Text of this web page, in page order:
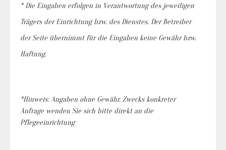
* Die Eingaben erfolgen in Verantwortung des jeweiligen
Trägers der Einrichtung bzw. des Dienstes. Der Betreiber
der Seite übernimmt für die Eingaben keine Gewähr bzw.
Haftung.
*Hinweis: Angaben ohne Gewähr. Zwecks konkreter
Anfrage wenden Sie sich bitte direkt an die
Pflegeeinrichtung